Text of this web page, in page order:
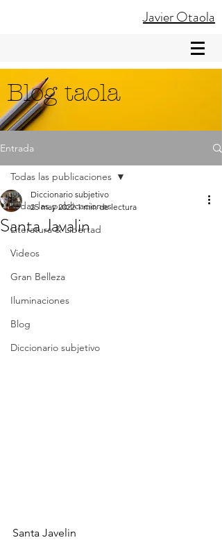
Javier Otaola
Blog taola
Entrada
Todas las publicaciones
Literatura & Libertad
Videos
Gran Belleza
Iluminaciones
Blog
Diccionario subjetivo
Todas las publicaciones
Santa Javalin
Diccionario subjetivo
25 may 2022 1 min de lectura
Santa Javelin